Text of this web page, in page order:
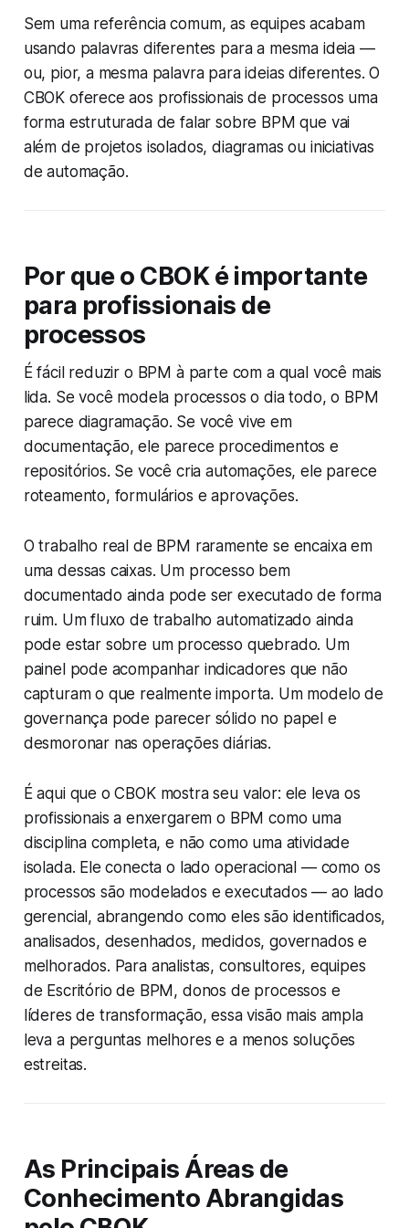
Sem uma referência comum, as equipes acabam
usando palavras diferentes para a mesma ideia —
ou, pior, a mesma palavra para ideias diferentes. O
CBOK oferece aos profissionais de processos uma
forma estruturada de falar sobre BPM que vai
além de projetos isolados, diagramas ou iniciativas
de automação.
Por que o CBOK é importante
para profissionais de
processos
É fácil reduzir o BPM à parte com a qual você mais
lida. Se você modela processos o dia todo, o BPM
parece diagramação. Se você vive em
documentação, ele parece procedimentos e
repositórios. Se você cria automações, ele parece
roteamento, formulários e aprovações.
O trabalho real de BPM raramente se encaixa em
uma dessas caixas. Um processo bem
documentado ainda pode ser executado de forma
ruim. Um fluxo de trabalho automatizado ainda
pode estar sobre um processo quebrado. Um
painel pode acompanhar indicadores que não
capturam o que realmente importa. Um modelo de
governança pode parecer sólido no papel e
desmoronar nas operações diárias.
É aqui que o CBOK mostra seu valor: ele leva os
profissionais a enxergarem o BPM como uma
disciplina completa, e não como uma atividade
isolada. Ele conecta o lado operacional — como os
processos são modelados e executados — ao lado
gerencial, abrangendo como eles são identificados,
analisados, desenhados, medidos, governados e
melhorados. Para analistas, consultores, equipes
de Escritório de BPM, donos de processos e
líderes de transformação, essa visão mais ampla
leva a perguntas melhores e a menos soluções
estreitas.
As Principais Áreas de
Conhecimento Abrangidas